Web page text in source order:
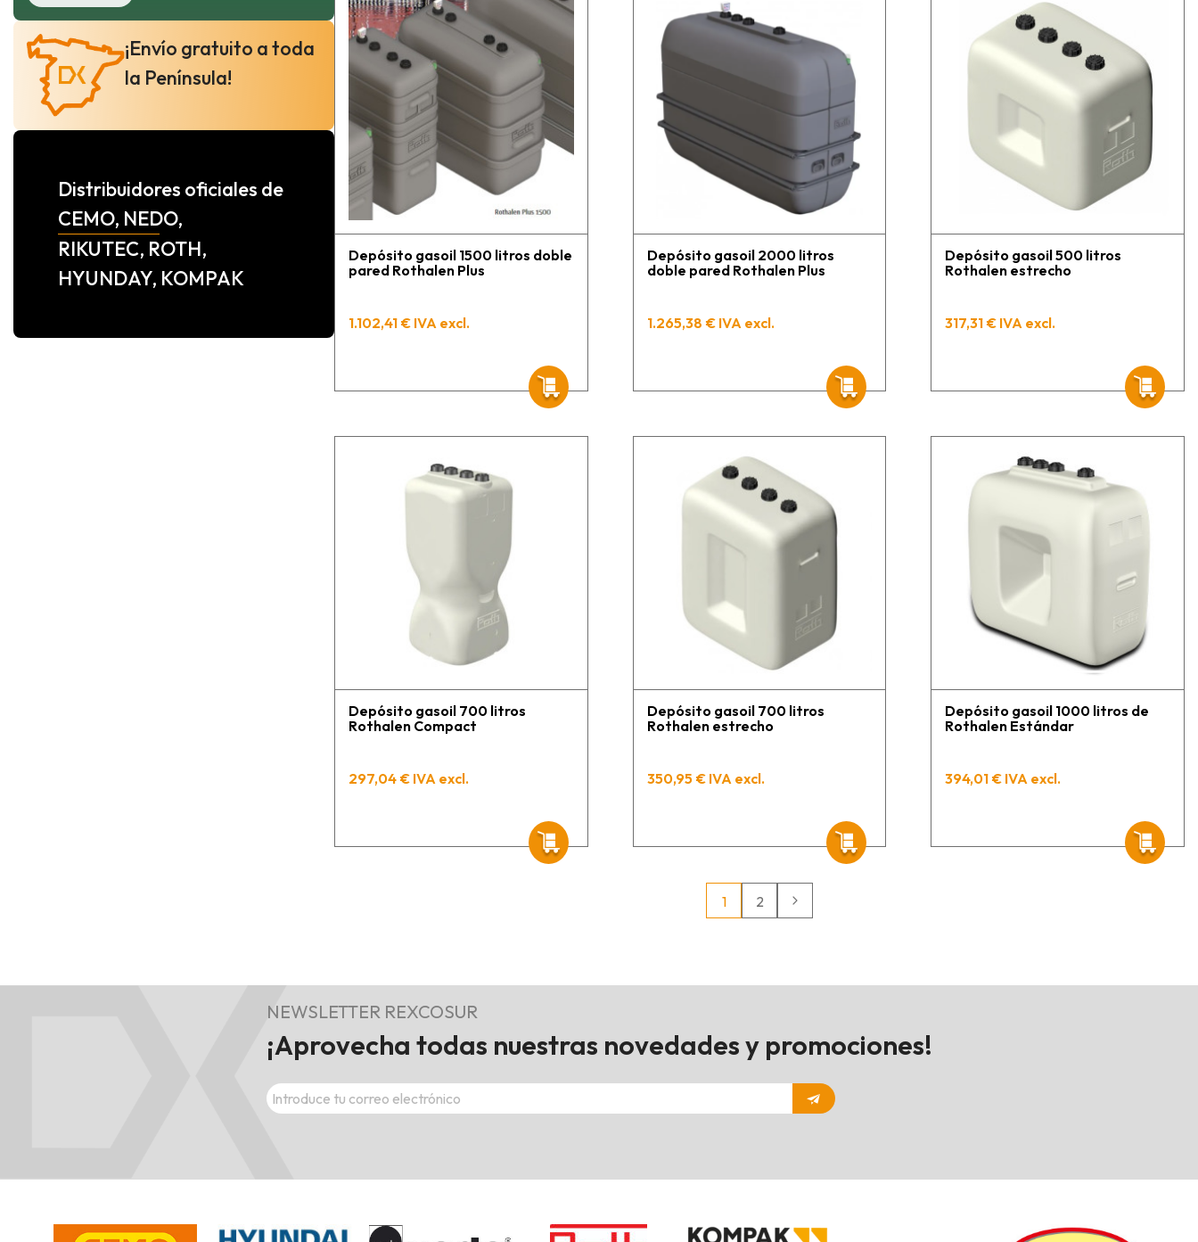
¡Envío gratuito a toda
la Península!
Distribuidores oficiales de
CEMO, NEDO,
RIKUTEC, ROTH,
HYUNDAY, KOMPAK
Depósito gasoil 1500 litros doble
pared Rothalen Plus
1.102,41 € IVA excl.
Depósito gasoil 2000 litros
doble pared Rothalen Plus
1.265,38 € IVA excl.
Depósito gasoil 500 litros
Rothalen estrecho
317,31 € IVA excl.
Depósito gasoil 700 litros
Rothalen Compact
297,04 € IVA excl.
Depósito gasoil 700 litros
Rothalen estrecho
350,95 € IVA excl.
Depósito gasoil 1000 litros de
Rothalen Estándar
394,01 € IVA excl.
1 2
NEWSLETTER REXCOSUR
¡Aprovecha todas nuestras novedades y promociones!